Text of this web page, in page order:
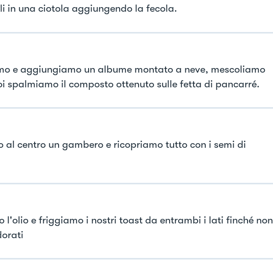
in una ciotola aggiungendo la fecola.
e aggiungiamo un albume montato a neve, mescoliamo
spalmiamo il composto ottenuto sulle fetta di pancarré.
al centro un gambero e ricopriamo tutto con i semi di
l'olio e friggiamo i nostri toast da entrambi i lati finché non